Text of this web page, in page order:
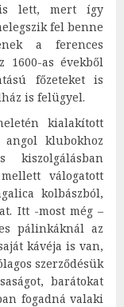
lett, mert így
fel benne
a ferences
1600-as évekből
főzeteket is
is felügyel.
kialakított
klubokhoz
kiszolgálásban
válogatott
kolbászból,
Itt -most még –
pálinkáknál az
kávéja is van,
szerződésük
barátokat
fogadná valaki